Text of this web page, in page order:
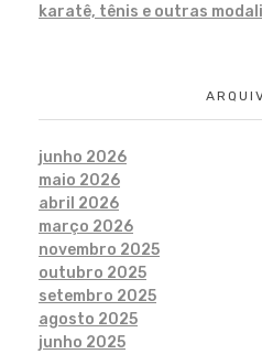
karatê, tênis e outras
junho 2026
maio 2026
abril 2026
março 2026
novembro 2025
outubro 2025
setembro 2025
agosto 2025
junho 2025